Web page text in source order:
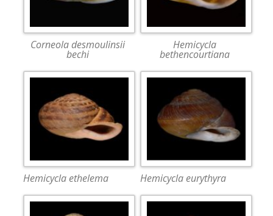
Corneola desmoulinsii
bechi
Hemicycla
bethencourtiana
Hemicycla ethelema Hemicycla eurythyra